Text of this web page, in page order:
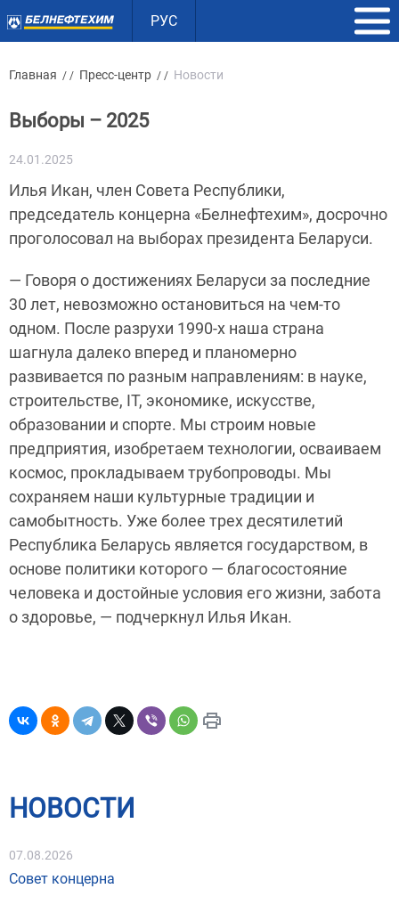
РУС
Главная / / Пресс-центр / / Новости
Выборы – 2025
24.01.2025
Илья Икан, член Совета Республики,
председатель концерна «Белнефтехим», досрочно
проголосовал на выборах президента Беларуси.
— Говоря о достижениях Беларуси за последние
30 лет, невозможно остановиться на чем-то
одном. После разрухи 1990-х наша страна
шагнула далеко вперед и планомерно
развивается по разным направлениям: в науке,
строительстве, IT, экономике, искусстве,
образовании и спорте. Мы строим новые
предприятия, изобретаем технологии, осваиваем
космос, прокладываем трубопроводы. Мы
сохраняем наши культурные традиции и
самобытность. Уже более трех десятилетий
Республика Беларусь является государством, в
основе политики которого — благосостояние
человека и достойные условия его жизни, забота
о здоровье, — подчеркнул Илья Икан.
НОВОСТИ
07.08.2026
Совет концерна